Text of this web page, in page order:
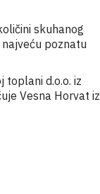
skuhanog
poznatu
toplani d.o.o. iz
Vesna Horvat iz